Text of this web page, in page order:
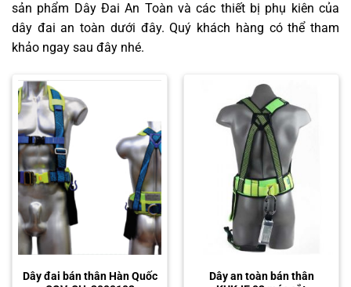
sản phẩm Dây Đai An Toàn và các thiết bị phụ kiên của
dây đai an toàn dưới đây. Quý khách hàng có thể tham
khảo ngay sau đây nhé.
Dây đai bán thân Hàn Quốc
Dây an toàn bán thân